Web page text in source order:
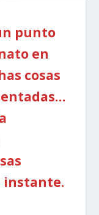
punto
en
cosas
instante.